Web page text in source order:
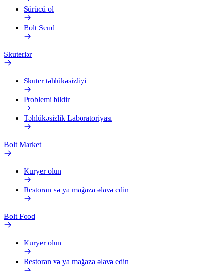
Sürücü ol
Bolt Send
Skuterlər
Skuter təhlükəsizliyi
Problemi bildir
Təhlükəsizlik Laboratoriyası
Bolt Market
Kuryer olun
Restoran və ya mağaza əlavə edin
Bolt Food
Kuryer olun
Restoran və ya mağaza əlavə edin